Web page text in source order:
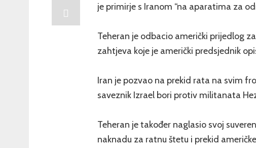
je primirje s Iranom “na aparatima za
Teheran je odbacio američki prijedlog
zahtjeva koje je američki predsjednik
Iran je pozvao na prekid rata na svim
saveznik Izrael bori protiv militanata
Teheran je također naglasio svoj
naknadu za ratnu štetu i prekid